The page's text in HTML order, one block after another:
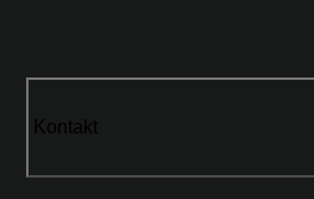
Kontakt